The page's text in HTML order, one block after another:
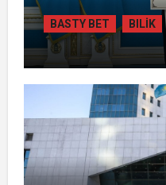
BASTY BET BILİK
ТОҚАЕВ
ЖОБАСЫНЫҢ
ТҮРДЕ БАСТАП